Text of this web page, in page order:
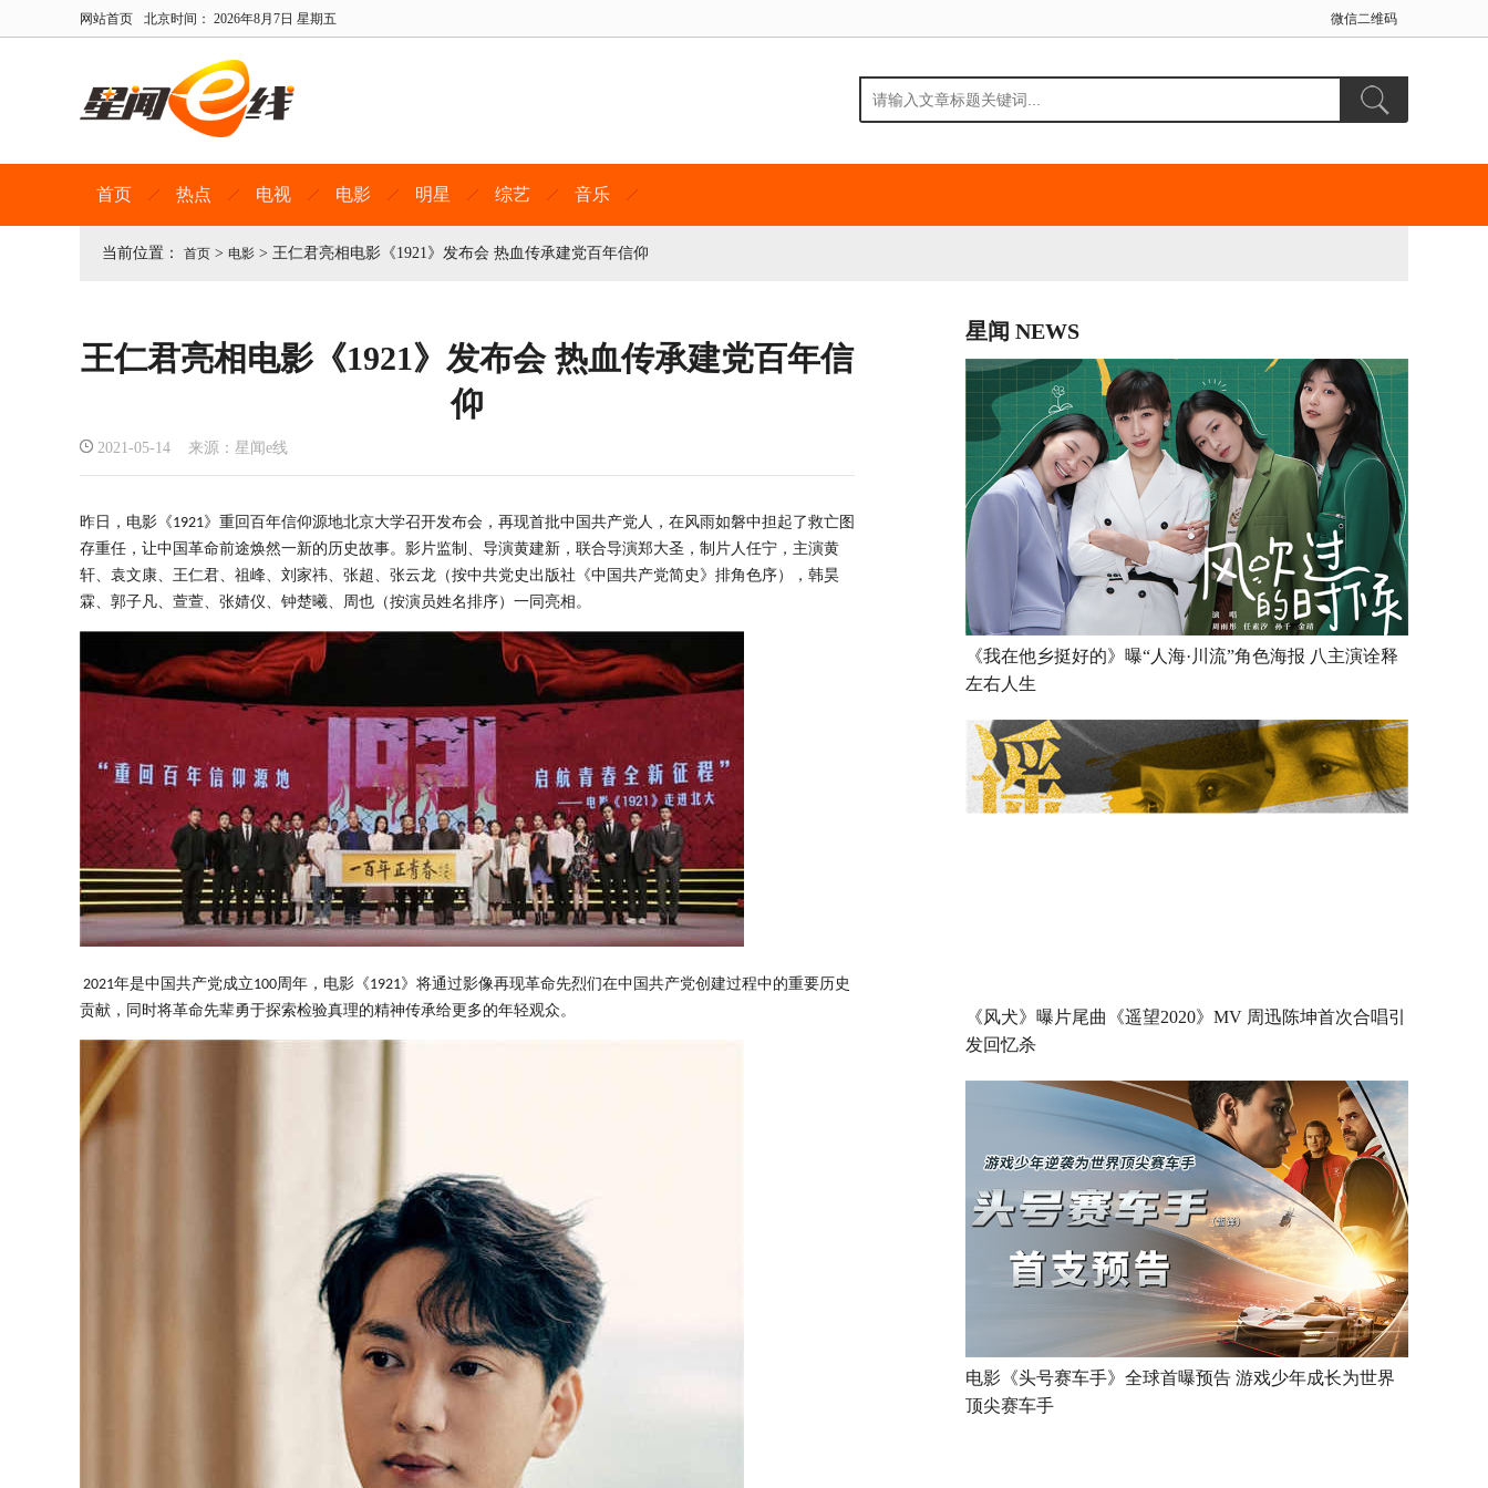
网站首页 北京时间： 2026年8月7日 星期五 微信二维码
首页 热点 电视 电影 明星 综艺 音乐
当前位置： 首页 > 电影 > 王仁君亮相电影《1921》发布会 热血传承建党百年信仰
王仁君亮相电影《1921》发布会 热血传承建党百年信
仰
2021-05-14 来源：星闻e线
昨日 ， 电影 《1921》重回百年信仰源地北京大学召开发布会 ， 再现首批中国共产党人，在风雨如磐中担起了救亡图
存重任，让中国革命前途焕然一新的历史故事。影片监制、导演黄建新，联合导演郑大圣，制片人任宁，主演黄
轩、袁文康、王仁君、祖峰、刘家祎、张超、张云龙（按中共党史出版社《中国共产党简史》排角色序），韩昊
霖、郭子凡、萱萱、张婧仪、钟楚曦、周也（按演员姓名排序） 一同亮相 。
2021年是中国共产党成立100周年 ， 电影 《1921》 将通过影像再现革命先烈们在中国共产党创建过程中的重要历史
贡献 ， 同时将革命先辈勇于探索检验真理的精神传承给更多的年轻观众。
星闻 NEWS
《我在他乡挺好的》曝“人海·川流”角色海报 八主演诠释
左右人生
《风犬》曝片尾曲《遥望2020》MV 周迅陈坤首次合唱引
发回忆杀
电影《头号赛车手》全球首曝预告 游戏少年成长为世界
顶尖赛车手